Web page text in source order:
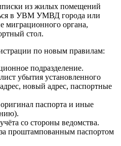
из жилых помещений
в УВМ УМВД города или
миграционного органа,
стол.
по новым правилам:
подразделение.
убытия установленного
новый адрес, паспортные
паспорта и иные
со стороны ведомства.
паспортом